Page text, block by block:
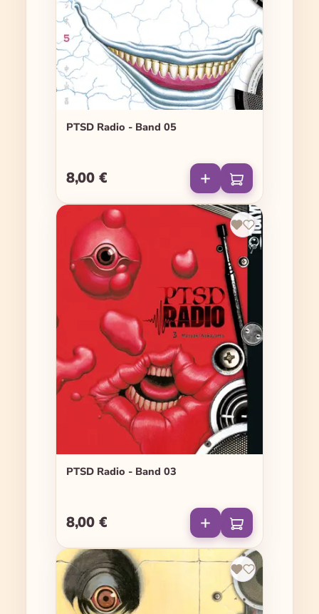
PTSD Radio - Band 05
Regulärer Preis:
8,00 €
PTSD Radio - Band 03
Regulärer Preis:
8,00 €